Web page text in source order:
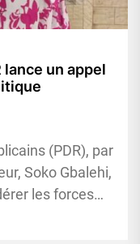
un appel
(PDR), par
Soko Gbalehi,
les forces